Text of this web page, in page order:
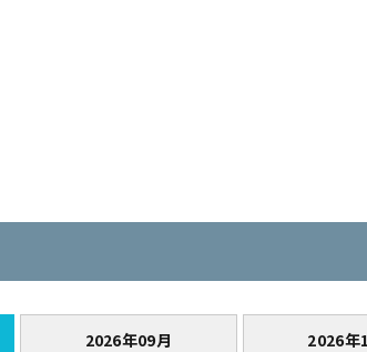
2026年09月 2026年